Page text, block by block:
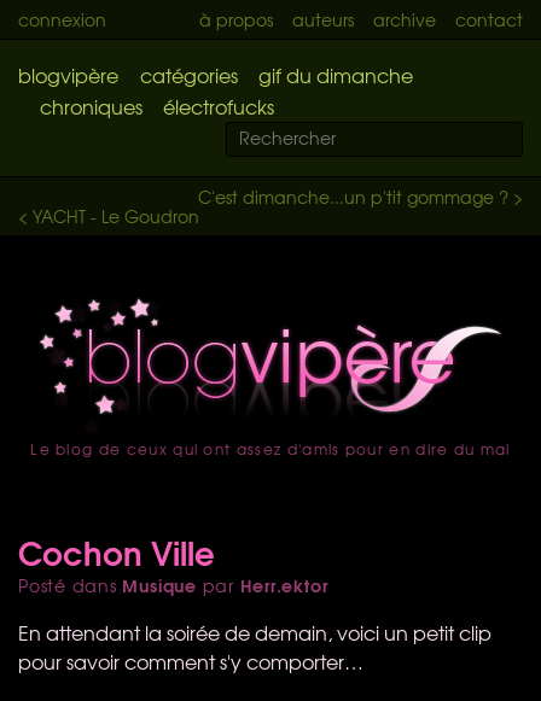
connexion à propos auteurs archive contact
blogvipère catégories
gif du dimanche
chroniques
électrofucks
C'est dimanche...un p'tit gommage ? >
< YACHT - Le Goudron
accueil
Le blog de ceux qui ont assez d'amis pour en dire du mal
Cochon Ville
Posté dans Musique par Herr.ektor
En attendant la soirée de demain, voici un petit clip
pour savoir comment s'y comporter…